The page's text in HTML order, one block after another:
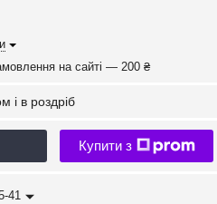
на сайті — 200 ₴
і в роздріб
Купити з
41